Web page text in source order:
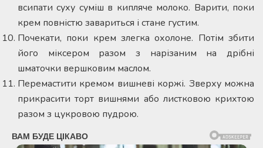
всипати суху суміш в кипляче молоко. Варити, поки
крем повністю завариться і стане густим.
Почекати, поки крем злегка охолоне. Потім збити
його міксером разом з нарізаним на дрібні
шматочки вершковим маслом.
Перемастити кремом вишневі коржі. Зверху можна
прикрасити торт вишнями або листковою крихтою
разом з цукровою пудрою.